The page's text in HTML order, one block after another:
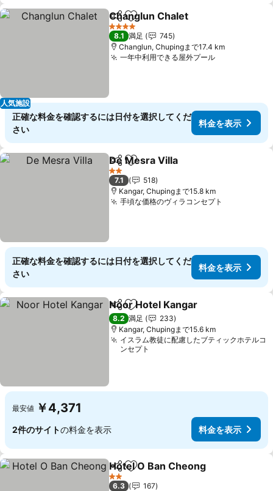
人気施設
シェアお気に入りに追加
Changlun Chalet
4 ホテルのランク
8.1 満足
745
Changlun, Chupingまで17.4 km
一年中利用できる屋外プール料金を表示
正確な料金を確認するには日付を選択してくだ
さい
料金を表示
シェアお気に入りに追加
De Mesra Villa
2 ホテルのランク
7.1
518
Kangar, Chupingまで15.8 km
手頃な価格のヴィラコンセプト
正確な料金を確認するには日付を選択してくだ
さい
料金を表示
シェアお気に入りに追加
Noor Hotel Kangar
8.2 満足
233
Kangar, Chupingまで15.6 km
イスラム教徒に配慮したブティックホテルコ
ンセプト
最安値 ￥4,371
2件のサイトの料金を表示 料金を表示
シェアお気に入りに追加
Hotel O Ban Cheong
2 ホテルのランク
6.3
167